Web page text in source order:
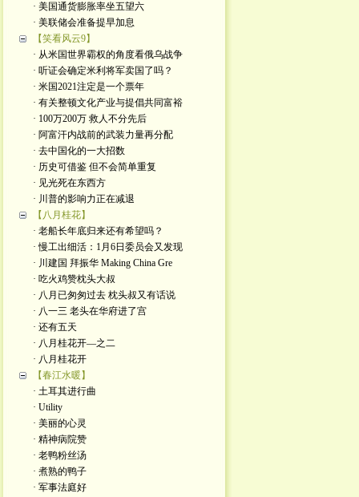
· 美国通货膨胀率坐五望六
· 美联储会准备提早加息
【笑看风云9】
· 从米国世界霸权的角度看俄乌战争
· 听证会确定米利将军卖国了吗？
· 米国2021注定是一个票年
· 有关整顿文化产业与提倡共同富裕
· 100万200万 救人不分先后
· 阿富汗内战前的武装力量再分配
· 去中国化的一大招数
· 历史可借鉴 但不会简单重复
· 见光死在东西方
· 川普的影响力正在减退
【八月桂花】
· 老船长年底归来还有希望吗？
· 慢工出细活：1月6日委员会又发现
· 川建国 拜振华 Making China Gre
· 吃火鸡赞枕头大叔
· 八月已匆匆过去 枕头叔又有话说
· 八一三 老头在华府进了宫
· 还有五天
· 八月桂花开—之二
· 八月桂花开
【春江水暖】
· 土耳其进行曲
· Utility
· 美丽的心灵
· 精神病院赞
· 老鸭粉丝汤
· 煮熟的鸭子
· 军事法庭好